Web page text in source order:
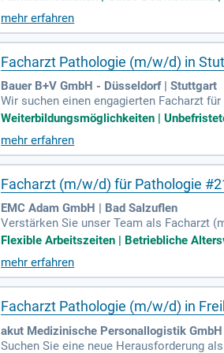
0 gastroenterologische Praxen.
rsorgungszentrum.
mehr erfahren
Facharzt Pathologie (m/w/d) in
Bauer B+V GmbH - Düsseldorf | Stuttgart
Wir suchen einen engagierten Facharzt
Ihnen die Möglichkeit, in einem
det sich in einem Institut für Pathologie,
wechslungsreichen,
en Team und haben die Möglichkeit zur
Weiterbildungsmöglichkeiten |
mehr erfahren
Facharzt (m/w/d) für Pathologie
EMC Adam GmbH | Bad Salzuflen
Verstärken Sie unser Team als Facharzt
nser Institut für Pathologie führt jährlich
ten Ihnen eine attraktive betriebliche
lichkeit, an Lehrveranstaltungen
Flexible Arbeitszeiten | Betriebliche
mehr erfahren
Facharzt Pathologie (m/w/d) in
akut Medizinische Personallogistik
Suchen Sie eine neue Herausforderung